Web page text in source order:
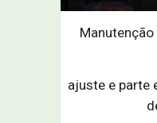
ajuste e parte